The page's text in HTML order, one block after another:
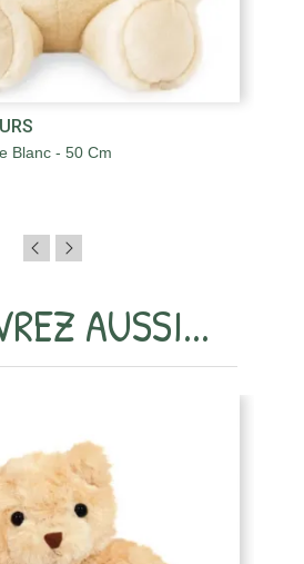
Blanc - 50 Cm
AUSSI...